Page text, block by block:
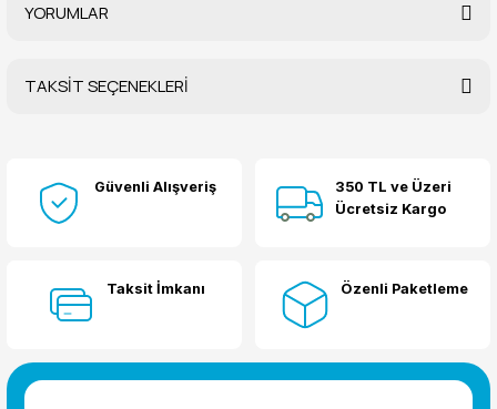
YORUMLAR
Gölgedeki Işık Sayın Necati Kemaloğlu hocamın kaleminden yine
müthiş bir kitap. Derinligi gayet güzel ve zihninizi açacak bir eser
TAKSİT SEÇENEKLERİ
Güvenli Alışveriş
350 TL ve Üzeri
Ücretsiz Kargo
Taksit İmkanı Özenli Paketleme